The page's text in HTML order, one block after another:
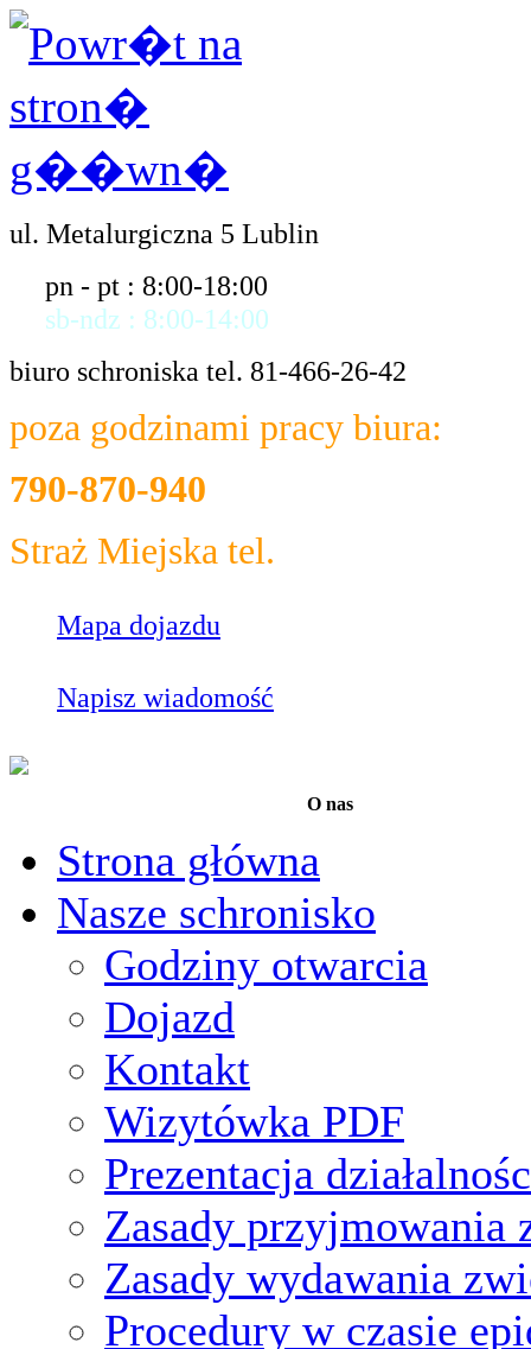
ul. Metalurgiczna 5 Lublin
pn - pt : 8:00-18:00
sb-ndz : 8:00-14:00
biuro schroniska tel. 81-466-26-42
poza godzinami pracy biura:
790-870-940
Straż Miejska tel.
Mapa dojazdu
Napisz wiadomość
O nas
Strona główna
Nasze schronisko
Godziny otwarcia
Dojazd
Kontakt
Wizytówka PDF
Prezentacja
Zasady przyjmowania
Zasady wydawania
Procedury w czasie